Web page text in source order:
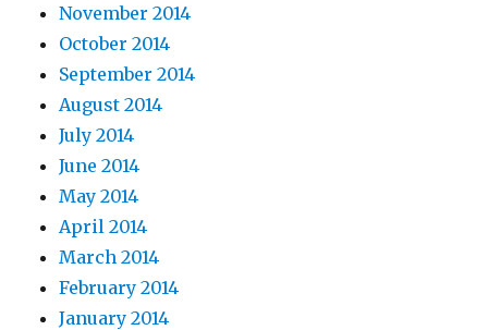
November 2014
October 2014
September 2014
August 2014
July 2014
June 2014
May 2014
April 2014
March 2014
February 2014
January 2014